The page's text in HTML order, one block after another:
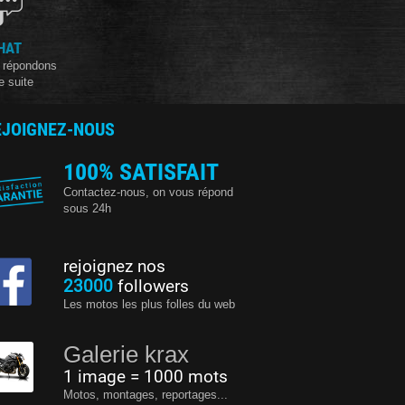
suite
NOUS
100% SATISFAIT
Contactez-nous, on vous répond
sous 24h
rejoignez nos
23000followers
Les motos les plus folles du web
Galerie krax
1 image = 1000 mots
Motos, montages, reportages...